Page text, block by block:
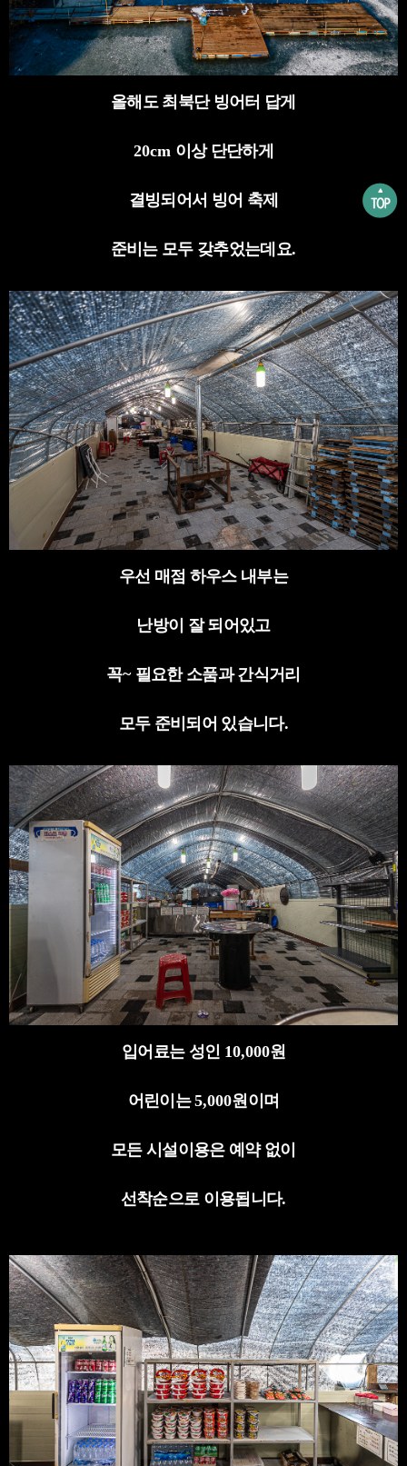
올해도 최북단 빙어터 답게
20cm 이상 단단하게
결빙되어서 빙어 축제
준비는 모두 갖추었는데요.
우선 매점 하우스 내부는
난방이 잘 되어있고
꼭~ 필요한 소품과 간식거리
모두 준비되어 있습니다.
입어료는 성인 10,000원
어린이는5,000원이며
모든 시설이용은 예약 없이
선착순으로 이용됩니다.